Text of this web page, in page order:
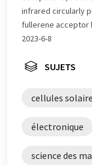
de grammaire.
trouvéici.
infrared circularly
fullerene acceptor
2023-6-8
SUJETS
cellules
électronique
science des